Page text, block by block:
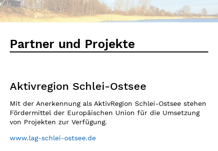
Partner und Projekte
Aktivregion Schlei-Ostsee
Mit der Anerkennung als AktivRegion Schlei-Ostsee stehen
Fördermittel der Europäischen Union für die Umsetzung
von Projekten zur Verfügung.
www.lag-schlei-ostsee.de